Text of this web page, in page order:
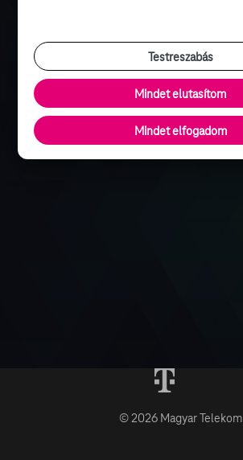
© 2026 Magyar Telekom
Testreszabás
Mindet elutasítom
Mindet elfogadom